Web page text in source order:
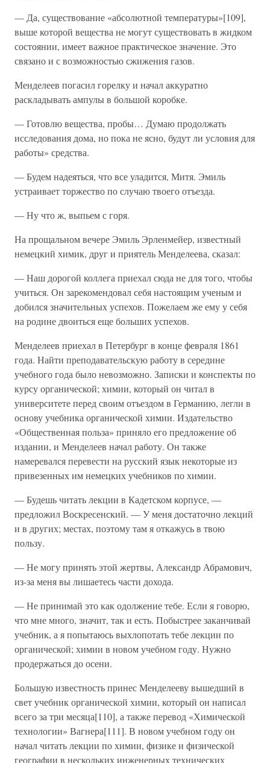
— Да, существование «абсолютной температуры»[109],
выше которой вещества не могут существовать в жидком
состоянии, имеет важное практическое значение. Это
связано и с возможностью сжижения газов.
Менделеев погасил горелку и начал аккуратно
раскладывать ампулы в большой коробке.
— Готовлю вещества, пробы… Думаю продолжать
исследования дома, но пока не ясно, будут ли условия для
работы» средства.
— Будем надеяться, что все уладится, Митя. Эмиль
устраивает торжество по случаю твоего отъезда.
— Ну что ж, выпьем с горя.
На прощальном вечере Эмиль Эрленмейер, известный
немецкий химик, друг и приятель Менделеева, сказал:
— Наш дорогой коллега приехал сюда не для того, чтобы
учиться. Он зарекомендовал себя настоящим ученым и
добился значительных успехов. Пожелаем же ему у себя
на родине двоиться еще больших успехов.
Менделеев приехал в Петербург в конце февраля 1861
года. Найти преподавательскую работу в середине
учебного года было невозможно. Записки и конспекты по
курсу органической; химии, который он читал в
университете перед своим отъездом в Германию, легли в
основу учебника органической химии. Издательство
«Общественная польза» приняло его предложение об
издании, и Менделеев начал работу. Он также
намеревался перевести на русский язык некоторые из
привезенных им немецких учебников по химии.
— Будешь читать лекции в Кадетском корпусе, —
предложил Воскресенский. — У меня достаточно лекций
и в других; местах, поэтому там я откажусь в твою
пользу.
— Не могу принять этой жертвы, Александр Абрамович,
из-за меня вы лишаетесь части дохода.
— Не принимай это как одолжение тебе. Если я говорю,
что мне много, значит, так и есть. Побыстрее заканчивай
учебник, а я попытаюсь выхлопотать тебе лекции по
органической; химии в новом учебном году. Нужно
продержаться до осени.
Большую известность принес Менделееву вышедший в
свет учебник органической химии, который он написал
всего за три месяца[110], а также перевод «Химической
технологии» Вагнера[111]. В новом учебном году он
начал читать лекции по химии, физике и физической
географии в нескольких инженерных технических